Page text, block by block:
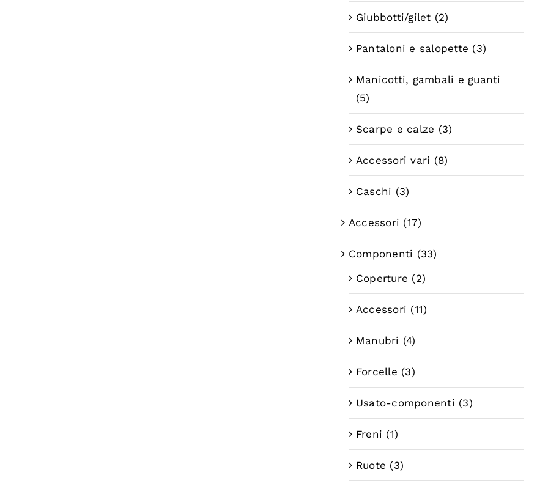
Giubbotti/gilet (2)
Pantaloni e salopette (3)
Manicotti, gambali e guanti
(5)
Scarpe e calze (3)
Accessori vari (8)
Caschi (3)
Accessori (17)
Componenti (33)
Coperture (2)
Accessori (11)
Manubri (4)
Forcelle (3)
Usato-componenti (3)
Freni (1)
Ruote (3)